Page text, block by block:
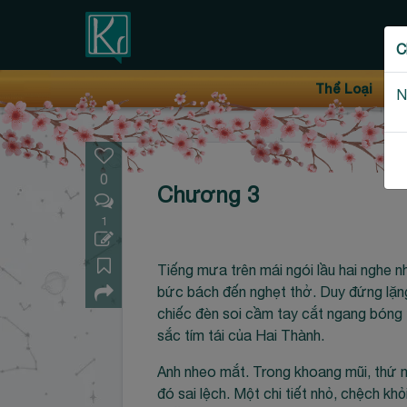
qua
Thanh điều hướng trên
Thể Loại
0
1
Chương 3
Tiếng mưa trên mái ngói lầu hai nghe
bức bách đến nghẹt thở. Duy đứng
chiếc đèn soi cầm tay cắt ngang
sắc tím tái của Hai Thành.
Anh nheo mắt. Trong khoang mũi, thứ
đó sai lệch. Một chi tiết nhỏ, chệch